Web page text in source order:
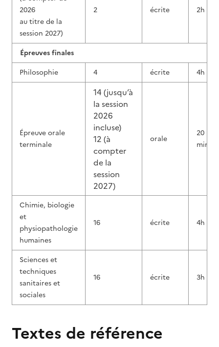
2026
au titre de la
session 2027)
2 écrite 2h
Épreuves finales
Philosophie
4 écrite 4h
Épreuve orale
terminale
14 (jusqu’à
la session
2026
incluse)
12 (à
compter
de la
session
2027)
orale
20
min
Chimie, biologie
et
physiopathologie
humaines
16 écrite 4h
Sciences et
techniques
sanitaires et
sociales
16 écrite 3h
Textes de référence